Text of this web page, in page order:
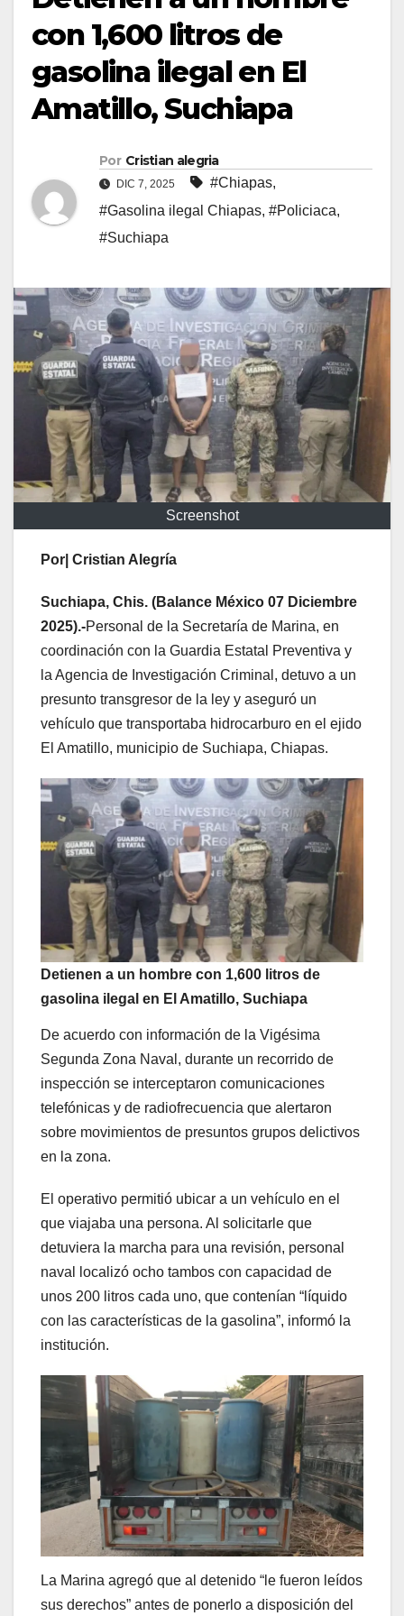
con 1,600 litros de
gasolina ilegal en El
Amatillo, Suchiapa
Por Cristian alegria
DIC 7, 2025 #Chiapas,
#Gasolina ilegal Chiapas, #Policiaca,
#Suchiapa
Screenshot
Por| Cristian Alegría
Suchiapa, Chis. (Balance México 07 Diciembre
2025).-Personal de la Secretaría de Marina, en
coordinación con la Guardia Estatal Preventiva y
la Agencia de Investigación Criminal, detuvo a un
presunto transgresor de la ley y aseguró un
vehículo que transportaba hidrocarburo en el ejido
El Amatillo, municipio de Suchiapa, Chiapas.
Detienen a un hombre con 1,600 litros de
gasolina ilegal en El Amatillo, Suchiapa
De acuerdo con información de la Vigésima
Segunda Zona Naval, durante un recorrido de
inspección se interceptaron comunicaciones
telefónicas y de radiofrecuencia que alertaron
sobre movimientos de presuntos grupos delictivos
en la zona.
El operativo permitió ubicar a un vehículo en el
que viajaba una persona. Al solicitarle que
detuviera la marcha para una revisión, personal
naval localizó ocho tambos con capacidad de
unos 200 litros cada uno, que contenían “líquido
con las características de la gasolina”, informó la
institución.
La Marina agregó que al detenido “le fueron leídos
sus derechos” antes de ponerlo a disposición del